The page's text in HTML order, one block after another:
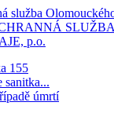
SLUŽBA
p.o.
155
sanitka...
úmrtí